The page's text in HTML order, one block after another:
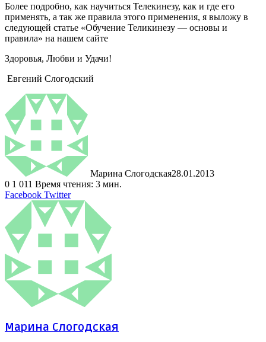
Более подробно, как научиться Телекинезу, как и где его
применять, а так же правила этого применения, я выложу в
следующей статье «Обучение Теликинезу — основы и
правила» на нашем сайте
Здоровья, Любви и Удачи!
Евгений Слогодский
Марина Слогодская28.01.2013
0 1 011 Время чтения: 3 мин.
Facebook TwitterLinkedIn
Tumblr
Pinterest
Reddit
ВКонтакте
Поделиться
через
электронную
почту
Печатать
Марина Слогодская